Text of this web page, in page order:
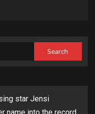
star Jensi